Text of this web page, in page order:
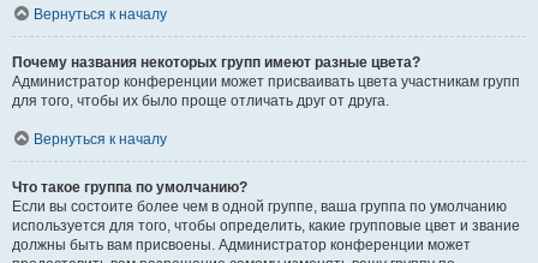
Вернуться к началу
Почему названия некоторых групп имеют разные цвета?
Администратор конференции может присваивать цвета участникам групп
для того, чтобы их было проще отличать друг от друга.
Вернуться к началу
Что такое группа по умолчанию?
Если вы состоите более чем в одной группе, ваша группа по умолчанию
используется для того, чтобы определить, какие групповые цвет и звание
должны быть вам присвоены. Администратор конференции может